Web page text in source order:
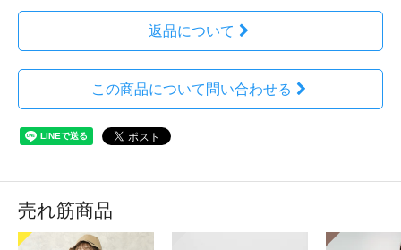
返品について
この商品について問い合わせる
売れ筋商品